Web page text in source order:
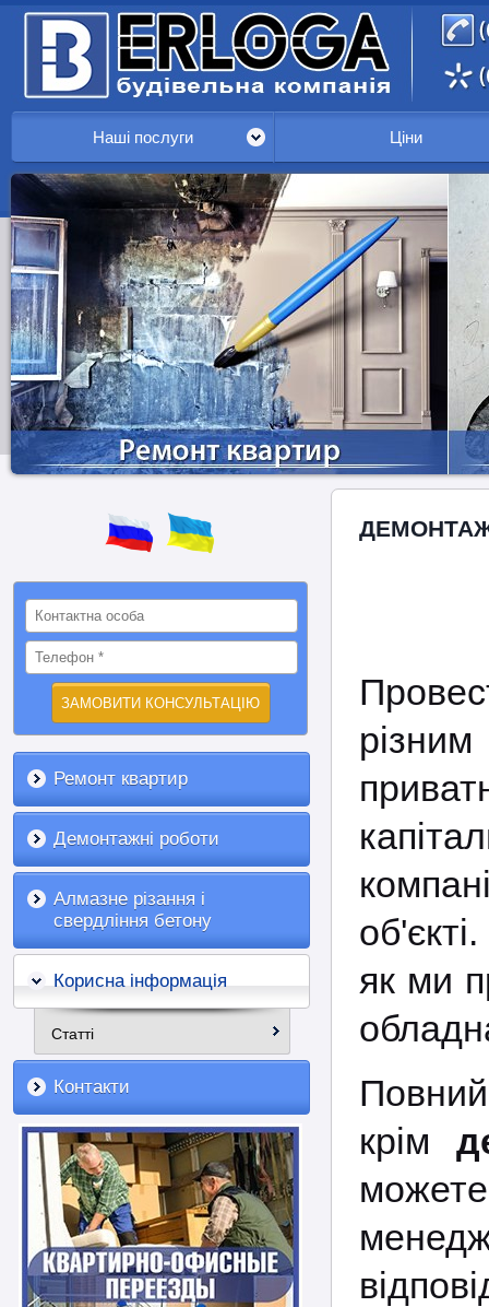
Наші послуги Ціни
Ремонт квартир
Демонтажні роботи
Алмазне різання і
свердління бетону
Корисна інформація
Статті
Контакти
ДЕМОНТАЖ
як ми
крім